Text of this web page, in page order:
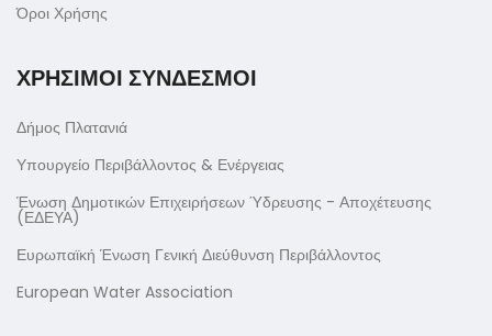
Όροι Χρήσης
ΧΡΗΣΙΜΟΙ ΣΥΝΔΕΣΜΟΙ
Δήμος Πλατανιά
Υπουργείο Περιβάλλοντος & Ενέργειας
Ένωση Δημοτικών Επιχειρήσεων Ύδρευσης - Αποχέτευσης
(ΕΔΕΥΑ)
Ευρωπαϊκή Ένωση Γενική Διεύθυνση Περιβάλλοντος
European Water Association